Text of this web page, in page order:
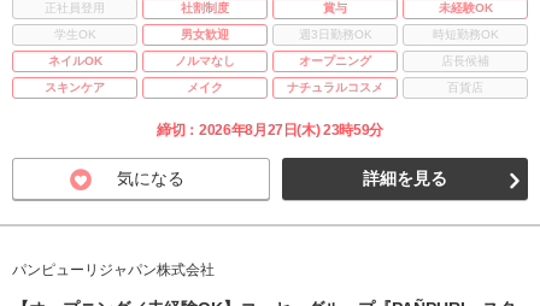
正社員登用 社割制度 賞与
未経験OK
学生OK
男女歓迎 週3日勤務OK
時短勤務OK
ネイルOK
ノルマなし オープニング
店長候補
スキンケア
メイク ナチュラルコスメ 百貨店
締切：2026年8月27日(木) 23時59分
気になる 詳細を見る
パンピューリジャパン株式会社